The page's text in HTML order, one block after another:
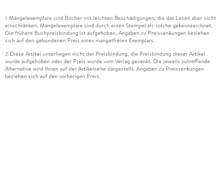
1 Mängelexemplare sind Bücher mit leichten Beschädigungen, die das Lesen aber nicht
einschränken. Mängelexemplare sind durch einen Stempel als solche gekennzeichnet.
Die frühere Buchpreisbindung ist aufgehoben. Angaben zu Preissenkungen beziehen
sich auf den gebundenen Preis eines mangelfreien Exemplars.
2 Diese Artikel unterliegen nicht der Preisbindung, die Preisbindung dieser Artikel
wurde aufgehoben oder der Preis wurde vom Verlag gesenkt. Die jeweils zutreffende
Alternative wird Ihnen auf der Artikelseite dargestellt. Angaben zu Preissenkungen
beziehen sich auf den vorherigen Preis.